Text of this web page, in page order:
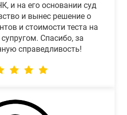
и на его основании суд
и вынес решение о
и стоимости теста на
Спасибо, за
справедливость!